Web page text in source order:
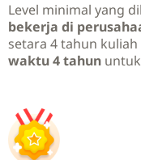
Level minimal yang
bekerja di
setara 4 tahun kuliah
waktu 4 tahun